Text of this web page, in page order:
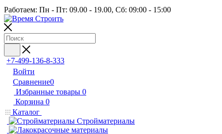
Работаем: Пн - Пт: 09.00 - 19.00, Сб: 09:00 - 15:00
+7-499-136-8-333
Войти
Сравнение0
Избранные товары 0
Корзина 0
Каталог
Стройматериалы